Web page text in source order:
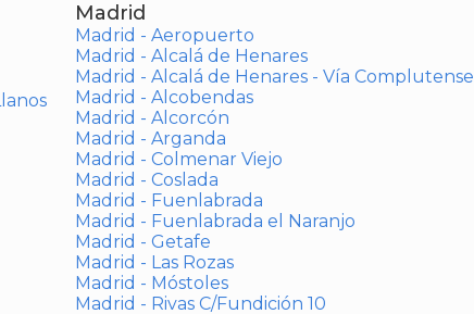
Madrid
Madrid - Aeropuerto
Madrid - Alcalá de Henares
Madrid - Alcalá de Henares - Vía Complutense
Madrid - Alcobendas
Madrid - Alcorcón
Madrid - Arganda
Madrid - Colmenar Viejo
Madrid - Coslada
Madrid - Fuenlabrada
Madrid - Fuenlabrada el Naranjo
Madrid - Getafe
Madrid - Las Rozas
Madrid - Móstoles
Madrid - Rivas C/Fundición 10